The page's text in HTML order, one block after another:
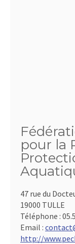
pour la
47 rue du
19000 TULLE
Téléphone :
Email :
http://